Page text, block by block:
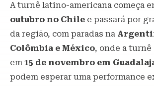
A turnê latino-americana começa
outubro no Chile e passará por
da região, com paradas na
Colômbia e México, onde a turnê
em 15 de novembro em
podem esperar uma performance